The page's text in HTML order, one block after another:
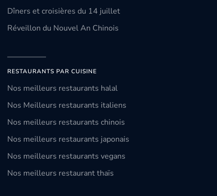
Dîners et croisières du 14 juillet
Réveillon du Nouvel An Chinois
RESTAURANTS PAR CUISINE
Nos meilleurs restaurants halal
Nos Meilleurs restaurants italiens
Nos meilleurs restaurants chinois
Nos meilleurs restaurants japonais
Nos meilleurs restaurants vegans
Nos meilleurs restaurant thaïs